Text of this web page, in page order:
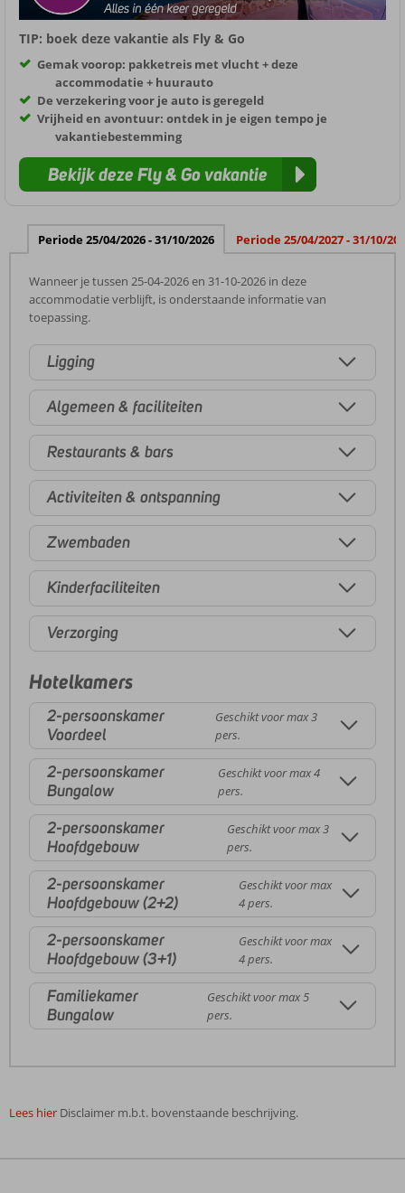
TIP: boek deze vakantie als Fly & Go
Gemak voorop: pakketreis met vlucht + deze
accommodatie + huurauto
De verzekering voor je auto is geregeld
Vrijheid en avontuur: ontdek in je eigen tempo je
vakantiebestemming
Bekijk deze Fly & Go vakantie
Periode 25/04/2026 - 31/10/2026 Periode 25/04/2027 - 31/10/
Wanneer je tussen 25-04-2026 en 31-10-2026 in deze
accommodatie verblijft, is onderstaande informatie van
toepassing.
Ligging
Algemeen & faciliteiten
Restaurants & bars
Activiteiten & ontspanning
Zwembaden
Kinderfaciliteiten
Verzorging
Hotelkamers
2-persoonskamer
Voordeel
Geschikt voor max 3
pers.
2-persoonskamer
Bungalow
Geschikt voor max 4
pers.
2-persoonskamer
Hoofdgebouw
Geschikt voor max 3
pers.
2-persoonskamer
Hoofdgebouw (2+2)
Geschikt voor max
4 pers.
2-persoonskamer
Hoofdgebouw (3+1)
Geschikt voor max
4 pers.
Familiekamer
Bungalow
Geschikt voor max 5
pers.
Lees hier Disclaimer m.b.t. bovenstaande beschrijving.